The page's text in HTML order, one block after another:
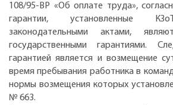
108/95-ВР «Об оплате труда»,
гарантии, установленные
законодательными актами,
государственными гарантиями.
гарантией является и возмещение
время пребывания работника в
нормы возмещения которых
№ 663.